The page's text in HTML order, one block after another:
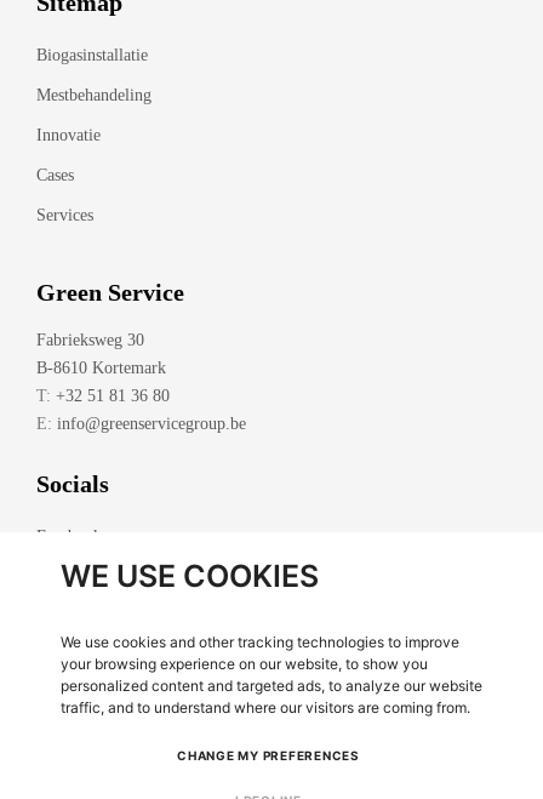
WE USE COOKIES
We use cookies and other tracking technologies to improve
your browsing experience on our website, to show you
personalized content and targeted ads, to analyze our website
traffic, and to understand where our visitors are coming from.
CHANGE MY PREFERENCES
Biogasinstallatie
Mestbehandeling
Innovatie
Cases
Services
Green Service
Fabrieksweg 30
B-8610 Kortemark
T: +32 51 81 36 80
E: info@greenservicegroup.be
Socials
Facebook
LinkedIn
Legal
Disclaimer Privacy